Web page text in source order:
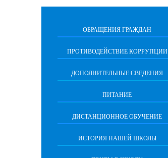
ОБРАЩЕНИЯ ГРАЖДАН
ПРОТИВОДЕЙСТВИЕ КОРРУПЦИИ
ДОПОЛНИТЕЛЬНЫЕ СВЕДЕНИЯ
ПИТАНИЕ
ДИСТАНЦИОННОЕ ОБУЧЕНИЕ
ИСТОРИЯ НАШЕЙ ШКОЛЫ